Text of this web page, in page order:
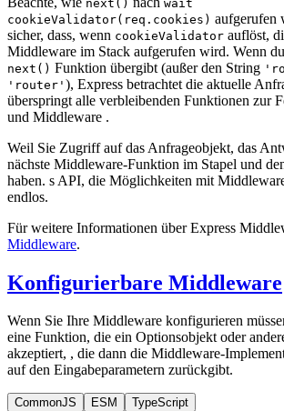
next()
wait
cookieValidator(req.cookies) aufgerufen
sicher, dass, wenn cookieValidator auflöst,
Middleware im Stack aufgerufen wird. Wenn
next() Funktion übergibt (außer den String
'router' ), Express betrachtet die aktuelle
überspringt alle verbleibenden Funktionen zur
und Middleware .
Weil Sie Zugriff auf das Anfrageobjekt, das
nächste Middleware-Funktion im Stapel und
haben. s API, die Möglichkeiten mit
endlos.
Für weitere Informationen über Express
Middleware.
Konfigurierbare Middleware
Wenn Sie Ihre Middleware konfigurieren
eine Funktion, die ein Optionsobjekt oder
akzeptiert, , die dann die Middleware-
auf den Eingabeparametern zurückgibt.
CommonJS ESM TypeScript